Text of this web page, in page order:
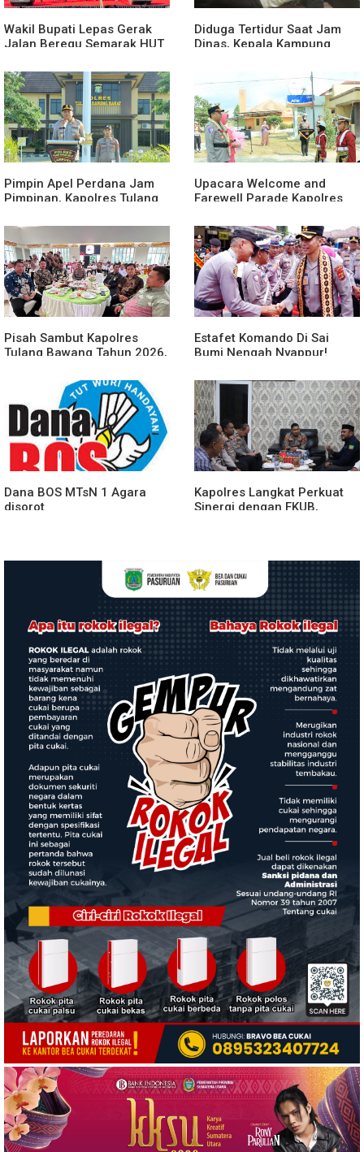
Wakil Bupati Lepas Gerak
Jalan Beregu Semarak HUT
Diduga Tertidur Saat Jam
Dinas, Kepala Kampung
Pimpin Apel Perdana Jam
Pimpinan, Kapolres Tulang
dan Penekanan Pada
Personil
Upacara Welcome and
Farewell Parade Kapolres
Berlangsung Khidmat
Pisah Sambut Kapolres
Tulang Bawang Tahun 2026,
Forkopimda untuk Menjaga
Stabilitas Daerah
Estafet Komando Di Sai
Bumi Nengah Nyappur!
Dan Penyerahan Tunggul
Kesatuan Polres Tulang
Bawang Berlangsung
Spektakuler
Dana BOS MTsN 1 Agara
disorot
Kapolres Langkat Perkuat
Sinergi dengan FKUB,